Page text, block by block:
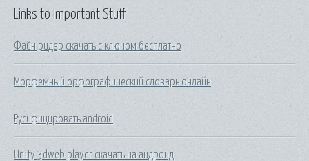
Links to Important Stuff
Файн ридер скачать с ключом бесплатно
Морфемный орфографический словарь онлайн
Русифицировать android
Unity 3dweb player скачать на андроид